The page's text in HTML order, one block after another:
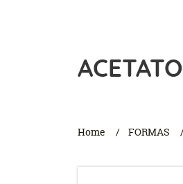
ACETATO
Home FORMAS